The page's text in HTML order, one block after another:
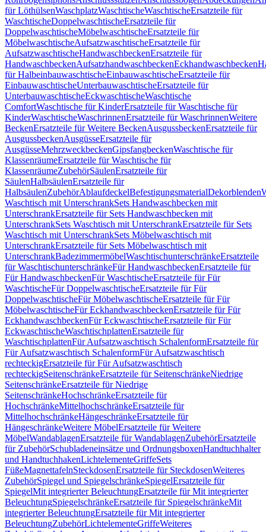
für LöthülsenWaschplatzWaschtischeWaschtischeErsatzteile für
WaschtischeDoppelwaschtischeErsatzteile für
DoppelwaschtischeMöbelwaschtischeErsatzteile für
MöbelwaschtischeAufsatzwaschtischeErsatzteile für
AufsatzwaschtischeHandwaschbeckenErsatzteile für
HandwaschbeckenAufsatzhandwaschbeckenEckhandwaschbecken
für HalbeinbauwaschtischeEinbauwaschtischeErsatzteile für
EinbauwaschtischeUnterbauwaschtischeErsatzteile für
UnterbauwaschtischeEckwaschtischeWaschtische
ComfortWaschtische für KinderErsatzteile für Waschtische für
KinderWaschtischeWaschrinnenErsatzteile für WaschrinnenWeitere
BeckenErsatzteile für Weitere BeckenAusgussbeckenErsatzteile für
AusgussbeckenAusgüsseErsatzteile für
AusgüsseMehrzweckbeckenGipsfangbeckenWaschtische für
KlassenräumeErsatzteile für Waschtische für
KlassenräumeZubehörSäulenErsatzteile für
SäulenHalbsäulenErsatzteile für
HalbsäulenZubehörAblaufdeckelBefestigungsmaterialDekorblenden
Waschtisch mit UnterschrankSets Handwaschbecken mit
UnterschrankErsatzteile für Sets Handwaschbecken mit
UnterschrankSets Waschtisch mit UnterschrankErsatzteile für Sets
Waschtisch mit UnterschrankSets Möbelwaschtisch mit
UnterschrankErsatzteile für Sets Möbelwaschtisch mit
UnterschrankBadezimmermöbelWaschtischunterschränkeErsatzteile
für WaschtischunterschränkeFür HandwaschbeckenErsatzteile für
Für HandwaschbeckenFür WaschtischeErsatzteile für Für
WaschtischeFür DoppelwaschtischeErsatzteile für Für
DoppelwaschtischeFür MöbelwaschtischeErsatzteile für Für
MöbelwaschtischeFür EckhandwaschbeckenErsatzteile für Für
EckhandwaschbeckenFür EckwaschtischeErsatzteile für Für
EckwaschtischeWaschtischplattenErsatzteile für
WaschtischplattenFür Aufsatzwaschtisch SchalenformErsatzteile für
Für Aufsatzwaschtisch SchalenformFür Aufsatzwaschtisch
rechteckigErsatzteile für Für Aufsatzwaschtisch
rechteckigSeitenschränkeErsatzteile für SeitenschränkeNiedrige
SeitenschränkeErsatzteile für Niedrige
SeitenschränkeHochschränkeErsatzteile für
HochschränkeMittelhochschränkeErsatzteile für
MittelhochschränkeHängeschränkeErsatzteile für
HängeschränkeWeitere MöbelErsatzteile für Weitere
MöbelWandablagenErsatzteile für WandablagenZubehörErsatzteile
für ZubehörSchubladeneinsätze und OrdnungsboxenHandtuchhalter
und HandtuchhakenLichtelementeGriffeSets
FüßeMagnettafelnSteckdosenErsatzteile für SteckdosenWeiteres
ZubehörSpiegel und SpiegelschränkeSpiegelErsatzteile für
SpiegelMit integrierter BeleuchtungErsatzteile für Mit integrierter
BeleuchtungSpiegelschränkeErsatzteile für SpiegelschränkeMit
integrierter BeleuchtungErsatzteile für Mit integrierter
BeleuchtungZubehörLichtelementeGriffeWeiteres